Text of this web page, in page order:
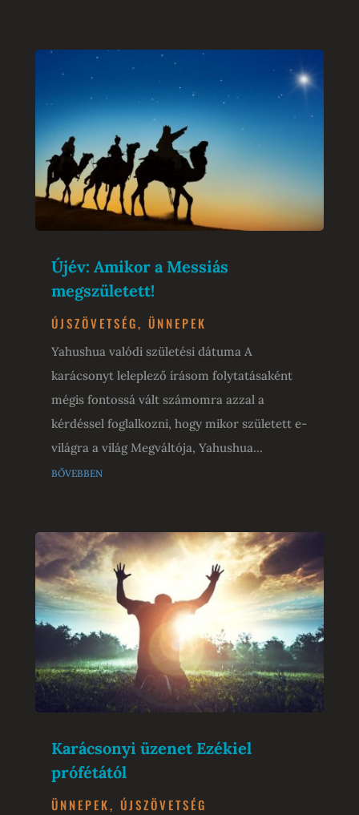
Újév: Amikor a Messiás
megszületett!
ÚJSZÖVETSÉG, ÜNNEPEK
Yahushua valódi születési dátuma A
karácsonyt leleplező írásom folytatásaként
mégis fontossá vált számomra azzal a
kérdéssel foglalkozni, hogy mikor született e-
világra a világ Megváltója, Yahushua...
bővebben
Karácsonyi üzenet Ezékiel
prófétától
ÜNNEPEK, ÚJSZÖVETSÉG